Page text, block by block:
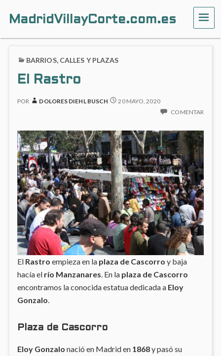
MadridVillayCorte.com.es
BARRIOS, CALLES Y PLAZAS
El Rastro
POR DOLORES DIEHL BUSCH
20 MAYO, 2020
COMENTAR
El Rastro empieza en la plaza de Cascorro y baja
hacía el río Manzanares. En la plaza de Cascorro
encontramos la conocida estatua dedicada a Eloy
Gonzalo.
Plaza de Cascorro
Eloy Gonzalo nació en Madrid en 1868y pasó su